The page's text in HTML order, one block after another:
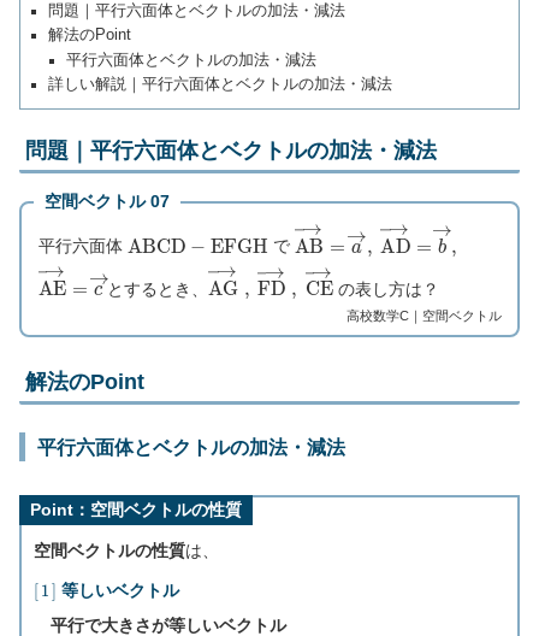
問題｜平行六面体とベクトルの加法・減法
解法のPoint
平行六面体とベクトルの加法・減法
詳しい解説｜平行六面体とベクトルの加法・減法
問題｜平行六面体とベクトルの加法・減法
空間ベクトル 07
平行六面体 A BCD− FGH で AB→ =a→ ,
AD→ =b
AE→ =c→
とするとき、 AG ,
FD ,
CE→の表し方は？
高校数学C｜空間ベクトル
解法のPoint
平行六面体とベクトルの加法・減法
Point：空間ベクトルの性質
空間ベクトルの性質は、
[ ] 等しいベクトル
平行で大きさが等しいベクトル